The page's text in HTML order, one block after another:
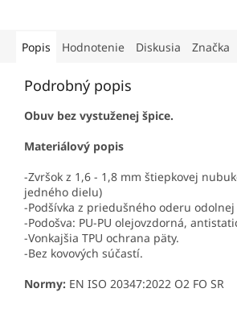
Popis Hodnotenie Diskusia Značka
Podrobný popis
Obuv bez vystuženej špice.
Materiálový popis
-Zvršok z 1,6 - 1,8 mm štiepkovej
jedného dielu)
-Podšívka z priedušného oderu
-Podošva: PU-PU olejovzdorná,
-Vonkajšia TPU ochrana päty.
-Bez kovových súčastí.
Normy: EN ISO 20347:2022 O2 FO SR